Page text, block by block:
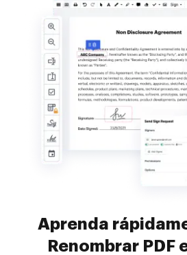
Aprenda
Renombrar PDF